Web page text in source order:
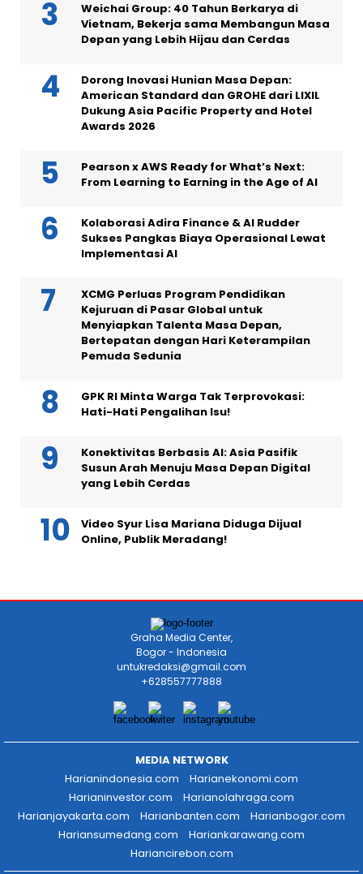
Weichai Group: 40 Tahun Berkarya di
Vietnam, Bekerja sama Membangun Masa
Depan yang Lebih Hijau dan Cerdas
Dorong Inovasi Hunian Masa Depan:
American Standard dan GROHE dari LIXIL
Dukung Asia Pacific Property and Hotel
Awards 2026
Pearson x AWS Ready for What’s Next:
From Learning to Earning in the Age of AI
Kolaborasi Adira Finance & AI Rudder
Sukses Pangkas Biaya Operasional Lewat
Implementasi AI
XCMG Perluas Program Pendidikan
Kejuruan di Pasar Global untuk
Menyiapkan Talenta Masa Depan,
Bertepatan dengan Hari Keterampilan
Pemuda Sedunia
GPK RI Minta Warga Tak Terprovokasi:
Hati-Hati Pengalihan Isu!
Konektivitas Berbasis AI: Asia Pasifik
Susun Arah Menuju Masa Depan Digital
yang Lebih Cerdas
Video Syur Lisa Mariana Diduga Dijual
Online, Publik Meradang!
Graha Media Center,
Bogor - Indonesia
untukredaksi@gmail.com
+628557777888
MEDIA NETWORK
Harianindonesia.com
Harianekonomi.com
Harianinvestor.com
Harianolahraga.com
Harianjayakarta.com
Harianbanten.com
Harianbogor.com
Hariansumedang.com
Hariankarawang.com
Hariancirebon.com